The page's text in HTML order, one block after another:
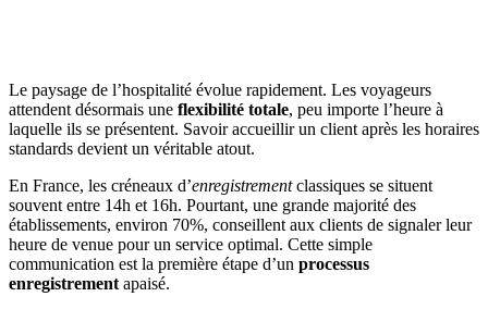
Le paysage de l’hospitalité évolue rapidement. Les voyageurs
attendent désormais une flexibilité totale, peu importe l’heure à
laquelle ils se présentent. Savoir accueillir un client après les horaires
standards devient un véritable atout.
En France, les créneaux d’enregistrementclassiques se situent
souvent entre 14h et 16h. Pourtant, une grande majorité des
établissements, environ 70%, conseillent aux clients de signaler leur
heure de venue pour un service optimal. Cette simple
communication est la première étape d’un processus
enregistrement apaisé.